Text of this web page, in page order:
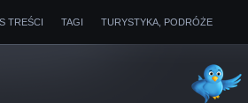
TREŚCI TAGI TURYSTYKA, PODRÓŻE